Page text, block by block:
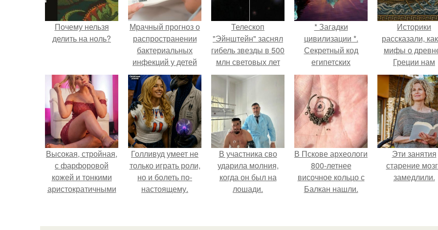
Почему нельзя
делить на ноль?
Мрачный прогноз о
распространении
бактериальных
инфекций у детей
вышел.
Телескоп
"Эйнштейн" заснял
гибель звезды в 500
млн световых лет
от земли.
* Загадки
цивилизации *.
Секретный код
египетских
пирамид.
Историки
рассказали,
мифы о
Греции нам
навязало
Высокая, стройная,
с фарфоровой
кожей и тонкими
аристократичными
сошла с полотна
Голливуд умеет не
только играть роли,
но и болеть по-
настоящему.
В участника сво
ударила молния,
когда он был на
лошади.
В Пскове археологи
800-летнее
височное кольцо с
Балкан нашли.
Эти занятия
старение
замедлили.